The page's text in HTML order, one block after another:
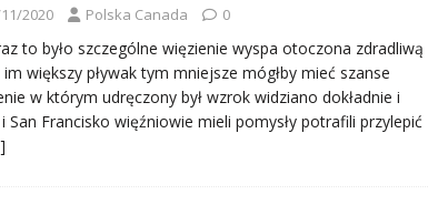
2020 Polska Canada 0
to było szczególne więzienie wyspa otoczona zdradliwą
większy pływak tym mniejsze mógłby mieć szanse
w którym udręczony był wzrok widziano dokładnie i
San Francisko więźniowie mieli pomysły potrafili przylepić